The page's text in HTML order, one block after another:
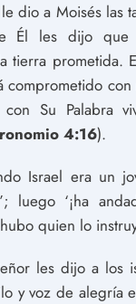
dio a Moisés las
Él les dijo que
tierra prometida.
comprometido
con Su Palabra
4:16).
Israel era un
luego ‘¡ha
quien lo
les dijo a los
y voz de alegría